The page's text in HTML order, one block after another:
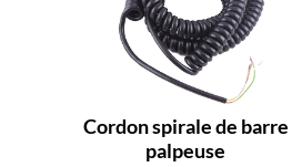
Cordon spirale de barre
palpeuse